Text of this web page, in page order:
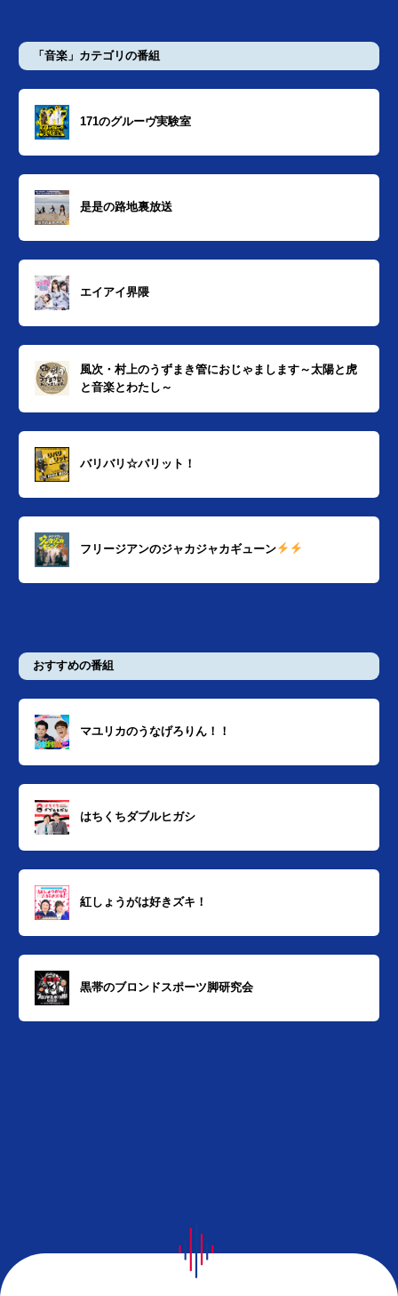
「音楽」カテゴリの番組
171のグルーヴ実験室
是是の路地裏放送
エイアイ界隈
風次・村上のうずまき管におじゃまします～太陽と虎
と音楽とわたし～
バリバリ☆バリット！
フリージアンのジャカジャカギューン
おすすめの番組
マユリカのうなげろりん！！
はちくちダブルヒガシ
紅しょうがは好きズキ！
黒帯のブロンドスポーツ脚研究会